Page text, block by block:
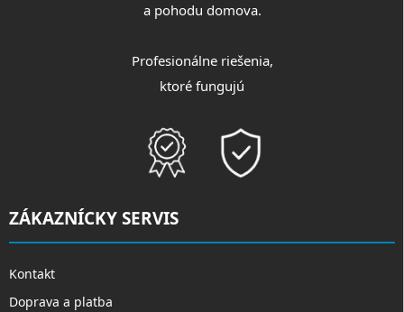
a pohodu domova.
Profesionálne riešenia,
ktoré fungujú
ZÁKAZNÍCKY SERVIS
Kontakt
Doprava a platba